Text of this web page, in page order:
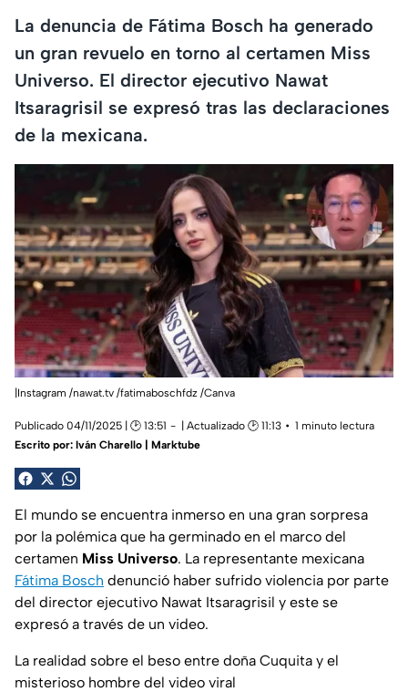
La denuncia de Fátima Bosch ha generado
un gran revuelo en torno al certamen Miss
Universo. El director ejecutivo Nawat
Itsaragrisil se expresó tras las declaraciones
de la mexicana.
|Instagram /nawat.tv /fatimaboschfdz /Canva
Publicado 04/11/2025 | 🕑 13:51 | Actualizado 🕑 11:13
1 minuto lectura
Escrito por: Iván Charello | Marktube
El mundo se encuentra inmerso en una gran sorpresa
por la polémica que ha germinado en el marco del
certamen Miss Universo. La representante mexicana
Fátima Bosch denunció haber sufrido violencia por parte
del director ejecutivo Nawat Itsaragrisil y este se
expresó a través de un video.
La realidad sobre el beso entre doña Cuquita y el
misterioso hombre del video viral